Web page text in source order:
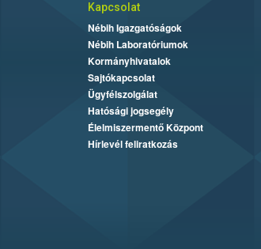
Kapcsolat
Nébih Igazgatóságok
Nébih Laboratóriumok
Kormányhivatalok
Sajtókapcsolat
Ügyfélszolgálat
Hatósági jogsegély
Élelmiszermentő Központ
Hírlevél feliratkozás